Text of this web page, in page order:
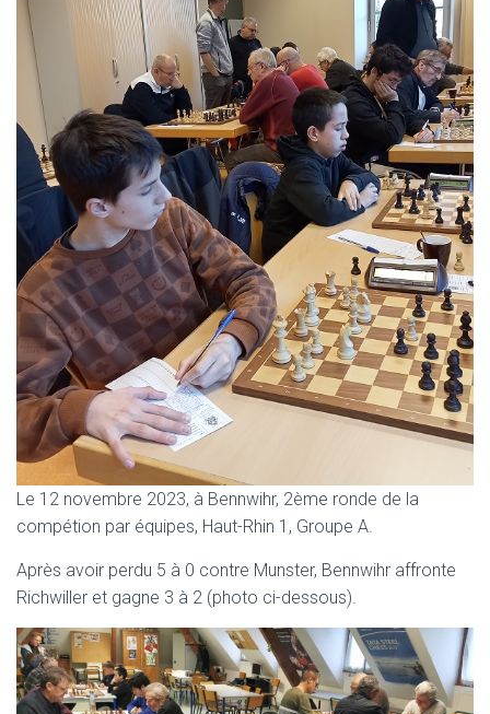
Le 12 novembre 2023, à Bennwihr, 2ème ronde de la
compétion par équipes, Haut-Rhin 1, Groupe A.
Après avoir perdu 5 à 0 contre Munster, Bennwihr affronte
Richwiller et gagne 3 à 2 (photo ci-dessous).